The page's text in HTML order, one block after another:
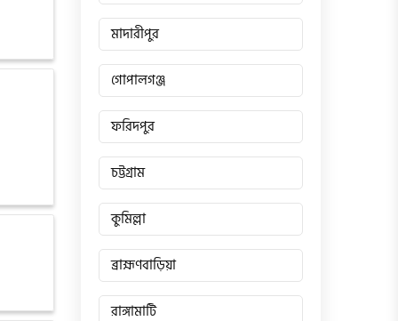
মাদারীপুর
গোপালগঞ্জ
ফরিদপুর
চট্টগ্রাম
কুমিল্লা
ব্রাহ্মণবাড়িয়া
রাঙ্গামাটি